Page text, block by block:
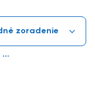
...